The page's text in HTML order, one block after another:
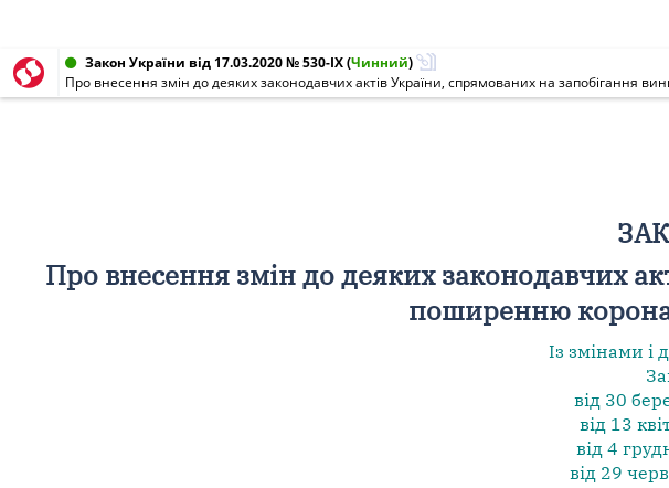
Закон України від 17.03.2020 № 530-IX(Чинний)